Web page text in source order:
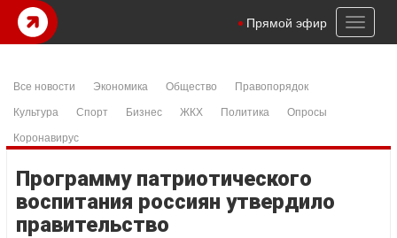
Toggle
Прямой эфир
Все новости Экономика Общество
Правопорядок
Культура
Спорт Бизнес ЖКХ Политика
Опросы
Коронавирус
Программу патриотического
воспитания россиян утвердило
правительство